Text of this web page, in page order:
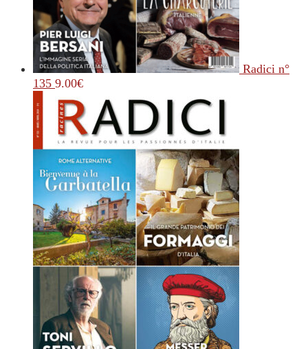
Radici n°
135 9.00€